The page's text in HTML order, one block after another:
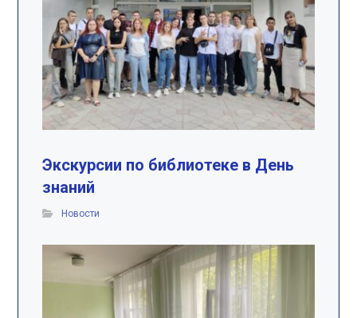
Экскурсии по библиотеке в День
знаний
Новости